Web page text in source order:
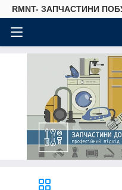
RMNT- ЗАПЧАСТИНИ